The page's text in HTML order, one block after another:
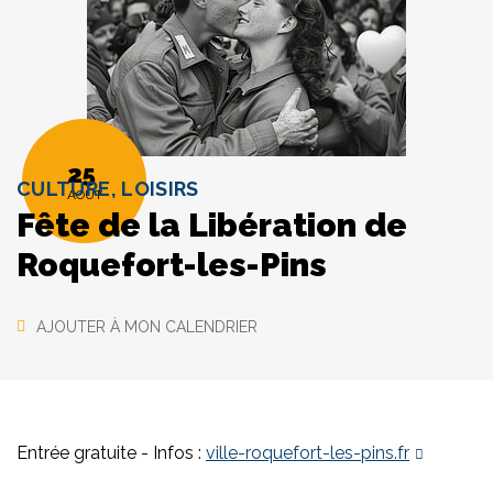
25
AOÛT
CULTURE, LOISIRS
Fête de la Libération de
Roquefort-les-Pins
AJOUTER À MON CALENDRIER
Entrée gratuite - Infos : ville-roquefort-les-pins.fr